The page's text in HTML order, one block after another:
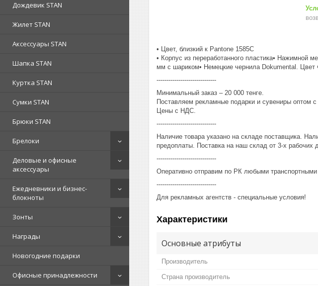
Дождевик STAN
Жилет STAN
Аксессуары STAN
Шапка STAN
Куртка STAN
Сумки STAN
Брюки STAN
Брелоки
Деловые и офисные
аксессуары
Ежедневники и бизнес-
блокноты
Зонты
Награды
Новогодние подарки
Офисные принадлежности
• Цвет, близкий к Pantone 1585C
• Корпус из переработанного пластика• Нажимной
мм с шариком• Немецкие чернила Dokumental.
------------------------------
Минимальный заказ – 20 000 тенге.
Поставляем рекламные подарки и сувениры оптом с
Цены с НДС.
------------------------------
Наличие товара указано на складе поставщика.
предоплаты. Поставка на наш склад от 3-x рабочих
------------------------------
Оперативно отправим по РК любыми транспортными
------------------------------
Для рекламных агентств - специальные условия!
Характеристики
Основные атрибуты
Производитель
Страна производитель